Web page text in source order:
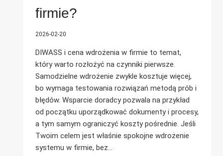
firmie?
2026-02-20
DIWASS i cena wdrożenia w firmie to temat,
który warto rozłożyć na czynniki pierwsze.
Samodzielne wdrożenie zwykle kosztuje więcej,
bo wymaga testowania rozwiązań metodą prób i
błędów. Wsparcie doradcy pozwala na przykład
od początku uporządkować dokumenty i procesy,
a tym samym ograniczyć koszty pośrednie. Jeśli
Twoim celem jest właśnie spokojne wdrożenie
systemu w firmie, bez…